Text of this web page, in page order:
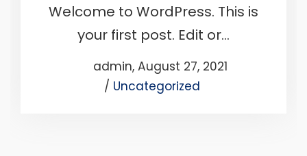
Welcome to WordPress. This is
your first post. Edit or…
admin Posted
on
August 27, 2021
Posted
Uncategorized